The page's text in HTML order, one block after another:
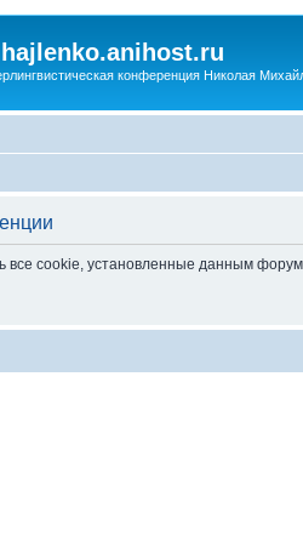
конференция Николая
все cookie, установленные данным